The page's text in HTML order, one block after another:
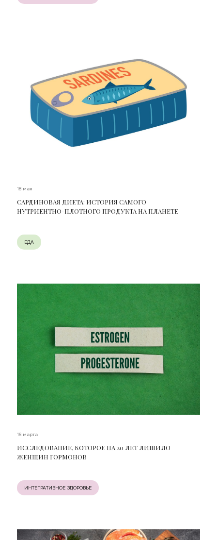
18 мая
САРДИНОВАЯ ДИЕТА: ИСТОРИЯ САМОГО
НУТРИЕНТНО-ПЛОТНОГО ПРОДУКТА НА ПЛАНЕТЕ
ЕДА
16 марта
ИССЛЕДОВАНИЕ, КОТОРОЕ НА 20 ЛЕТ ЛИШИЛО
ЖЕНЩИН ГОРМОНОВ
ИНТЕГРАТИВНОЕ ЗДОРОВЬЕ